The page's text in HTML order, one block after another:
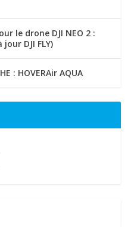
le drone DJI NEO 2 :
jour DJI FLY)
: HOVERAir AQUA